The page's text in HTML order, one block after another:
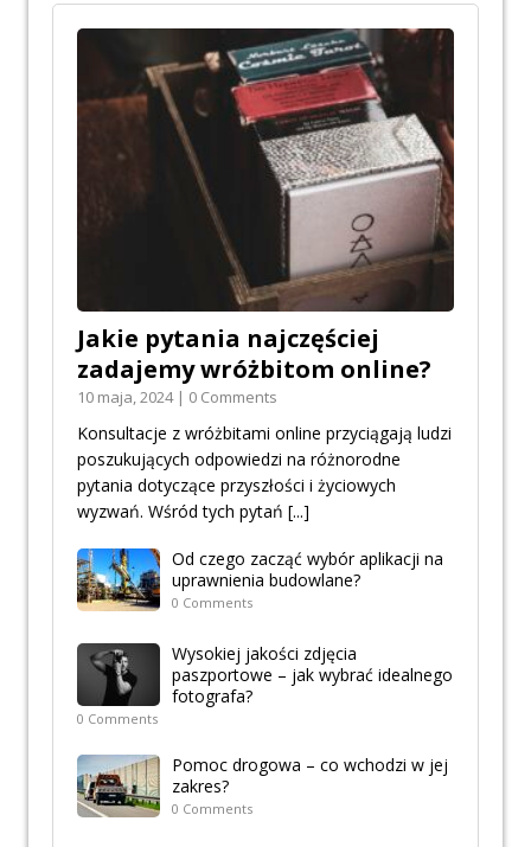
Jakie pytania najczęściej
zadajemy wróżbitom online?
10 maja, 2024 | 0 Comments
Konsultacje z wróżbitami online przyciągają ludzi
poszukujących odpowiedzi na różnorodne
pytania dotyczące przyszłości i życiowych
wyzwań. Wśród tych pytań [...]
Od czego zacząć wybór aplikacji na
uprawnienia budowlane?
0 Comments
Wysokiej jakości zdjęcia
paszportowe – jak wybrać idealnego
fotografa?
0 Comments
Pomoc drogowa – co wchodzi w jej
zakres?
0 Comments